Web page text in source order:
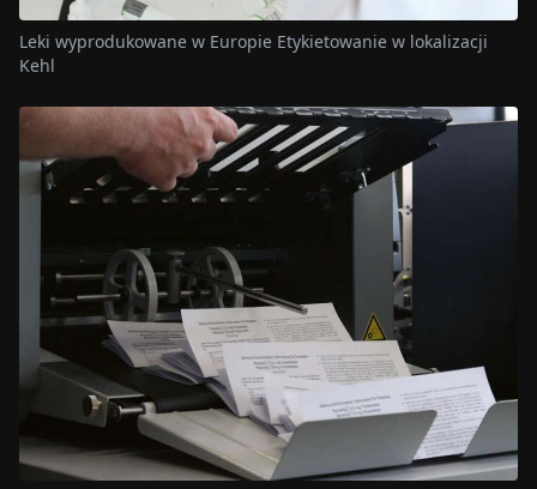
Leki wyprodukowane w Europie Etykietowanie w lokalizacji
Kehl